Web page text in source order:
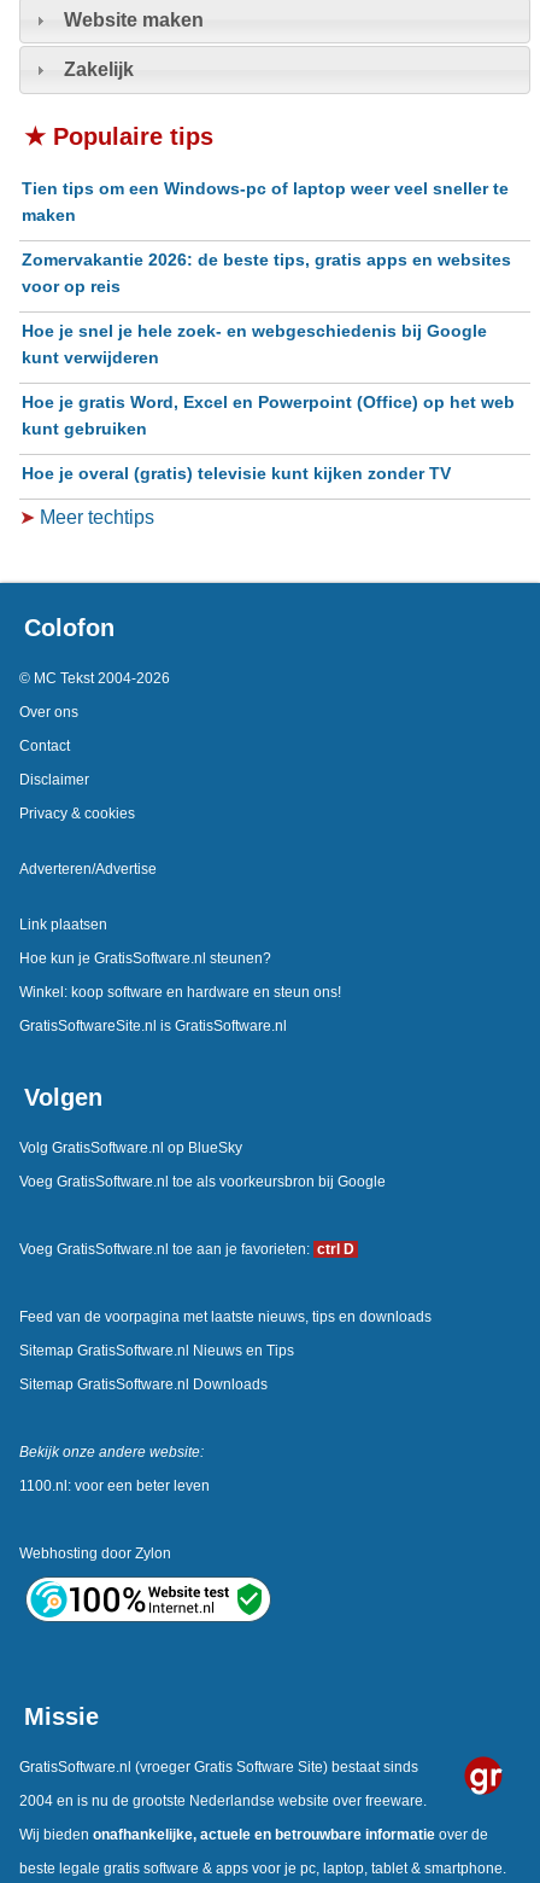
Website maken
Zakelijk
★ Populaire tips
Tien tips om een Windows-pc of laptop weer veel sneller te
maken
Zomervakantie 2026: de beste tips, gratis apps en websites
voor op reis
Hoe je snel je hele zoek- en webgeschiedenis bij Google
kunt verwijderen
Hoe je gratis Word, Excel en Powerpoint (Office) op het web
kunt gebruiken
Hoe je overal (gratis) televisie kunt kijken zonder TV
➤ Meer techtips
Colofon
© MC Tekst 2004-2026
Over ons
Contact
Disclaimer
Privacy & cookies
Adverteren/Advertise
Link plaatsen
Hoe kun je GratisSoftware.nl steunen?
Winkel: koop software en hardware en steun ons!
GratisSoftwareSite.nl is GratisSoftware.nl
Volgen
Volg GratisSoftware.nl op BlueSky
Voeg GratisSoftware.nl toe als voorkeursbron bij Google
Voeg GratisSoftware.nl toe aan je favorieten: ctrl D
Feed van de voorpagina met laatste nieuws, tips en downloads
Sitemap GratisSoftware.nl Nieuws en Tips
Sitemap GratisSoftware.nl Downloads
Bekijk onze andere website:
1100.nl: voor een beter leven
Webhosting door Zylon
Missie
GratisSoftware.nl (vroeger Gratis Software Site) bestaat sinds
2004 en is nu de grootste Nederlandse website over freeware.
Wij bieden onafhankelijke, actuele en betrouwbare informatieover de
beste legale gratis software & apps voor je pc, laptop, tablet & smartphone.